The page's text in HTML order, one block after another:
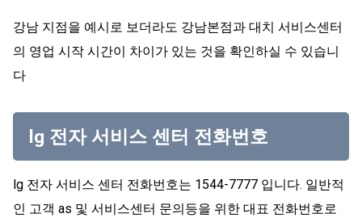
강남 지점을 예시로 보더라도 강남본점과 대치 서비스센터
의 영업 시작 시간이 차이가 있는 것을 확인하실 수 있습니
다
lg 전자 서비스 센터 전화번호
lg 전자 서비스 센터 전화번호는 1544-7777 입니다. 일반적
인 고객 as 및 서비스센터 문의등을 위한 대표 전화번호로